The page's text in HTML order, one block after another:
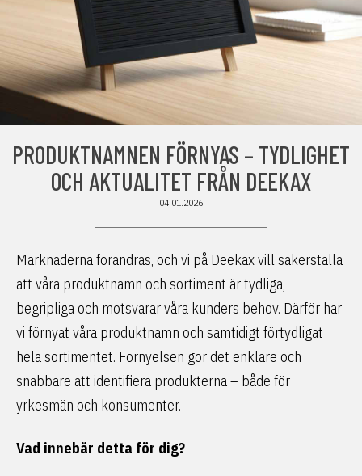
PRODUKTNAMNEN FÖRNYAS – TYDLIGHET
OCH AKTUALITET FRÅN DEEKAX
04.01.2026
Marknaderna förändras, och vi på Deekax vill säkerställa
att våra produktnamn och sortiment är tydliga,
begripliga och motsvarar våra kunders behov. Därför har
vi förnyat våra produktnamn och samtidigt förtydligat
hela sortimentet. Förnyelsen gör det enklare och
snabbare att identifiera produkterna – både för
yrkesmän och konsumenter.
Vad innebär detta för dig?